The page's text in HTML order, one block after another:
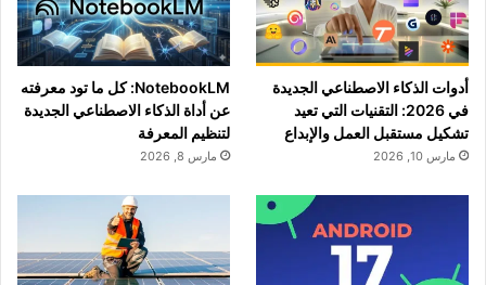
أدوات الذكاء الاصطناعي الجديدة
في 2026: التقنيات التي تعيد
تشكيل مستقبل العمل والإبداع
مارس 10, 2026
NotebookLM: كل ما تود معرفته
عن أداة الذكاء الاصطناعي الجديدة
لتنظيم المعرفة
مارس 8, 2026